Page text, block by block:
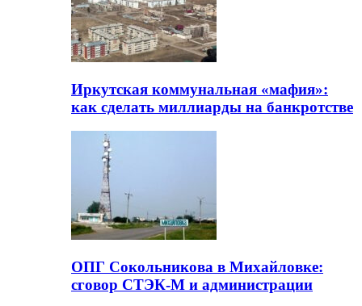
Иркутская коммунальная «мафия»:
как сделать миллиарды на банкротстве
ОПГ Сокольникова в Михайловке:
сговор СТЭК-М и администрации